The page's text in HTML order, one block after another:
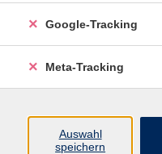
Über uns
Google-Tracking
Meta-Tracking
Auswahl
speichern